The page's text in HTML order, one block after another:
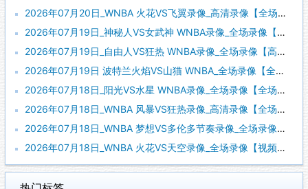
2026年07月20日_WNBA 火花VS飞翼录像_高清录像【全场回放】
2026年07月19日_神秘人VS女武神 WNBA录像_全场录像【全场回放】
2026年07月19日_自由人VS狂热 WNBA录像_全场录像【高清回放】
2026年07月19日 波特兰火焰VS山猫 WNBA_全场录像【全场回放】
2026年07月18日_阳光VS水星 WNBA录像_全场录像【全场回放】
2026年07月18日_WNBA 风暴VS狂热录像_高清录像【全场回放】
2026年07月18日_WNBA 梦想VS多伦多节奏录像_全场录像【视频集锦】
2026年07月18日_WNBA 火花VS天空录像_全场录像【视频集锦】